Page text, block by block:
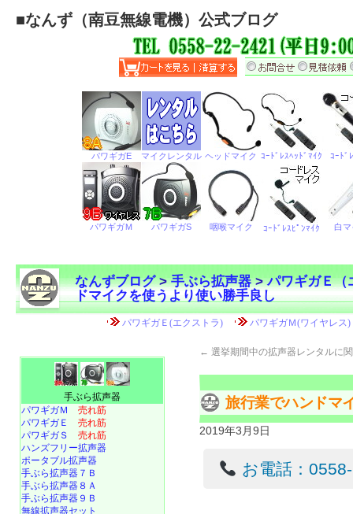
■なんず（南豆無線電機）公式ブログ
なんずブログ>手ぶら拡声器>パワギガＥ（
ドマイクを使うより使い勝手良し
← 選挙期間中の拡声器レンタルに
旅行業でハンドマ
2019年3月9日
お電話：
手ぶら拡声器
パワギガＭ 売れ筋
パワギガＥ 売れ筋
パワギガＳ 売れ筋
ハンズフリー拡声器
ポータブル拡声器
手ぶら拡声器７Ｂ
手ぶら拡声器８Ａ
手ぶら拡声器９Ｂ
無線拡声器セット